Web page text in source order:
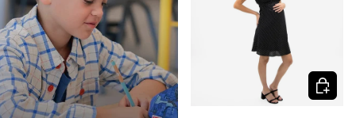
Choisir